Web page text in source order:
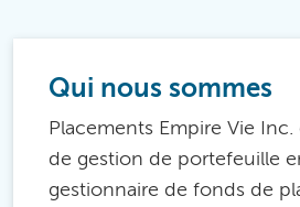
Qui nous sommes
Placements Empire Vie
de gestion de portefeuille
gestionnaire de fonds de